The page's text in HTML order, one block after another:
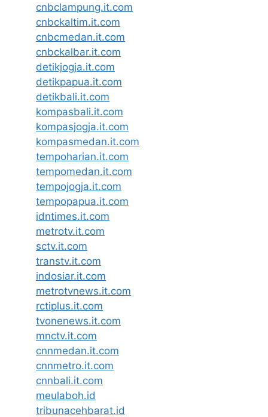
cnbclampung.it.com
cnbckaltim.it.com
cnbcmedan.it.com
cnbckalbar.it.com
detikjogja.it.com
detikpapua.it.com
detikbali.it.com
kompasbali.it.com
kompasjogja.it.com
kompasmedan.it.com
tempoharian.it.com
tempomedan.it.com
tempojogja.it.com
tempopapua.it.com
idntimes.it.com
metrotv.it.com
sctv.it.com
transtv.it.com
indosiar.it.com
metrotvnews.it.com
rctiplus.it.com
tvonenews.it.com
mnctv.it.com
cnnmedan.it.com
cnnmetro.it.com
cnnbali.it.com
meulaboh.id
tribunacehbarat.id